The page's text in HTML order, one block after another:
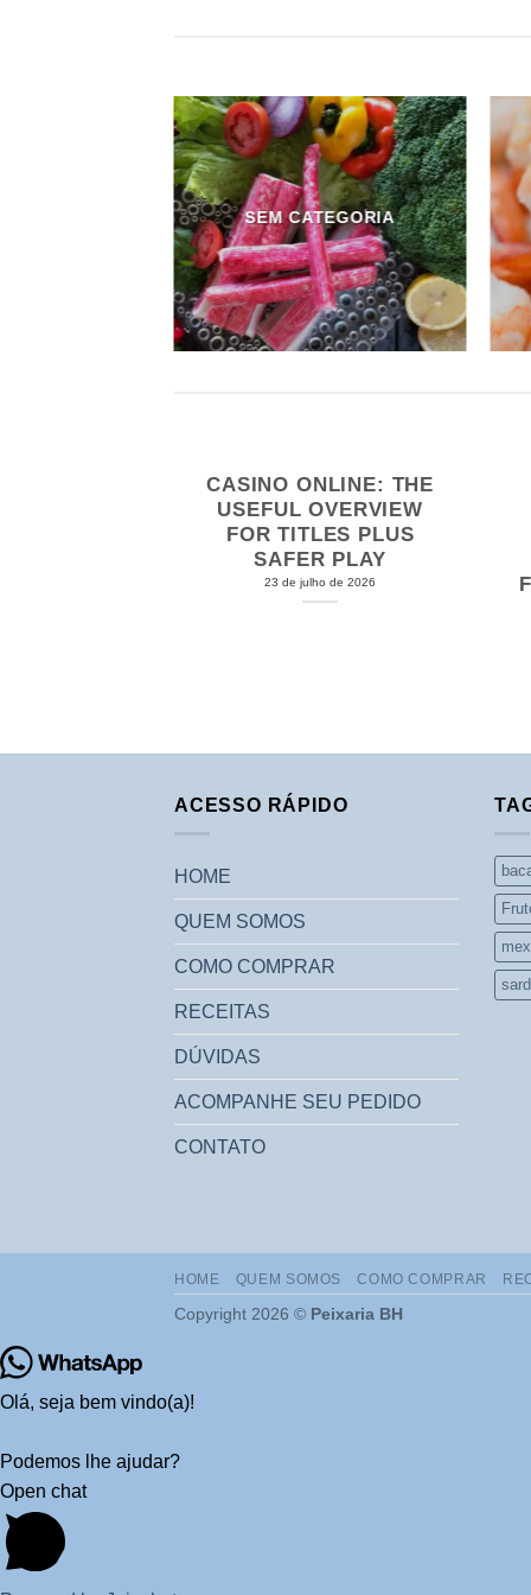
SEM CATEGORIA
CASINO ONLINE: THE
USEFUL OVERVIEW
FOR TITLES PLUS
SAFER PLAY
23 de julho de 2026
ACESSO RÁPIDO
HOME
QUEM SOMOS
COMO COMPRAR
RECEITAS
DÚVIDAS
ACOMPANHE SEU PEDIDO
CONTATO
HOME QUEM SOMOS COMO COMPRAR
Copyright 2026 © Peixaria BH
Olá, seja bem vindo(a)!
Podemos lhe ajudar?
Open chat